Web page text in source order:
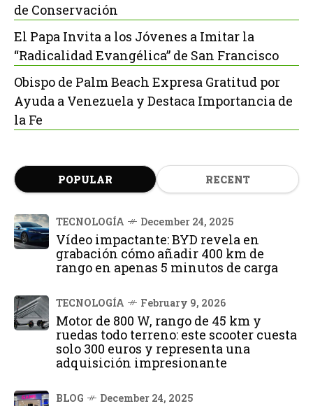
de Conservación
El Papa Invita a los Jóvenes a Imitar la
“Radicalidad Evangélica” de San Francisco
Obispo de Palm Beach Expresa Gratitud por
Ayuda a Venezuela y Destaca Importancia de
la Fe
POPULAR RECENT
TECNOLOGÍA December 24, 2025
Vídeo impactante: BYD revela en
grabación cómo añadir 400 km de
rango en apenas 5 minutos de carga
TECNOLOGÍA February 9, 2026
Motor de 800 W, rango de 45 km y
ruedas todo terreno: este scooter cuesta
solo 300 euros y representa una
adquisición impresionante
BLOG December 24, 2025